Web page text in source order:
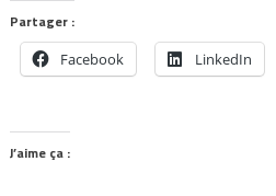
Partager :
Facebook LinkedIn
J’aime ça :